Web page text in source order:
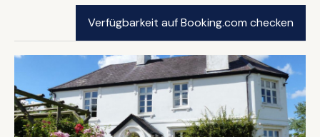
Verfügbarkeit auf Booking.com checken